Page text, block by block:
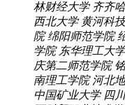
林财经大学 齐齐
西北大学 黄河科
院 绵阳师范学院
学院 东华理工大学
庆第二师范学院
南理工学院 河北
中国矿业大学 四